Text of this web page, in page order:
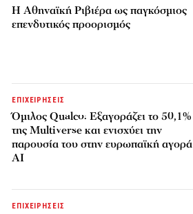
Η Αθηναϊκή Ριβιέρα ως παγκόσμιος
επενδυτικός προορισμός
ΕΠΙΧΕΙΡΗΣΕΙΣ
Όμιλος Qualco: Εξαγοράζει το 50,1%
της Multiverse και ενισχύει την
παρουσία του στην ευρωπαϊκή αγορά
AI
ΕΠΙΧΕΙΡΗΣΕΙΣ